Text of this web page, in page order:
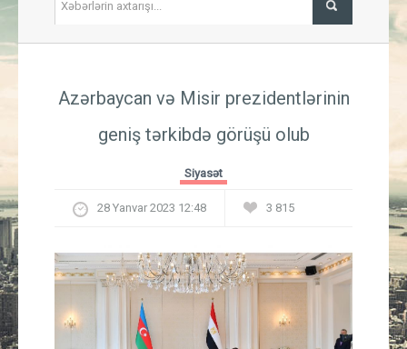
İqtisadiyyat
Azərbaycan və Misir prezidentlərinin
geniş tərkibdə görüşü olub
Siyasət
28 Yanvar 2023 12:48 3 815